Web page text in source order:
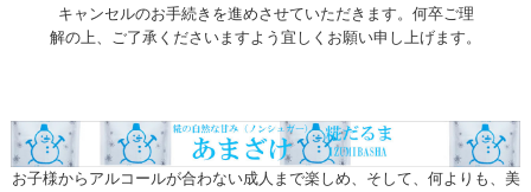
キャンセルのお手続きを進めさせていただきます。何卒ご理
解の上、ご了承くださいますよう宜しくお願い申し上げます。
お子様からアルコールが合わない成人まで楽しめ、そして、何よりも、美